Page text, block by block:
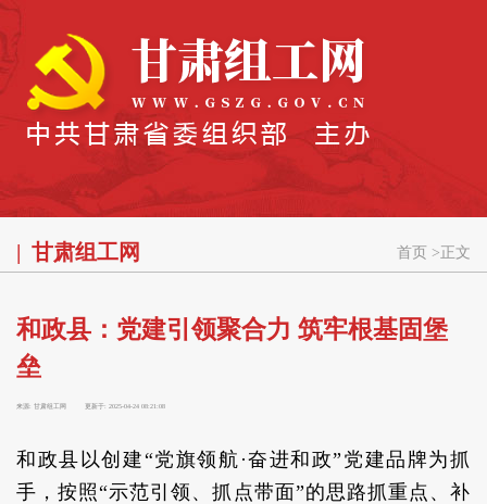
甘肃组工网 首页 > 正文
和政县：党建引领聚合力 筑牢根基固堡
垒
来源: 甘肃组工网 更新于: 2025-04-24 08:21:08
和政县以创建“党旗领航·奋进和政”党建品牌为抓
手，按照“示范引领、抓点带面”的思路抓重点、补